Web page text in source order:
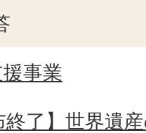
事業
終了】世界遺